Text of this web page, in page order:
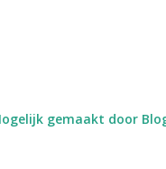
gemaakt door